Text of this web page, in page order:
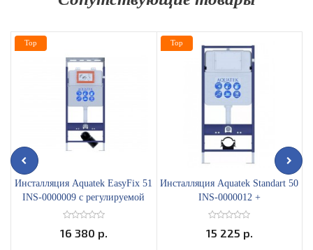
Инсталляция Aquatek EasyFix 51
INS-0000009 с регулируемой
верхней планкой
16 380 р.
Top
Инсталляция Aquatek Standart 50
INS-0000012 +
звукоизоляционная прокладка
15 225 р.
Top